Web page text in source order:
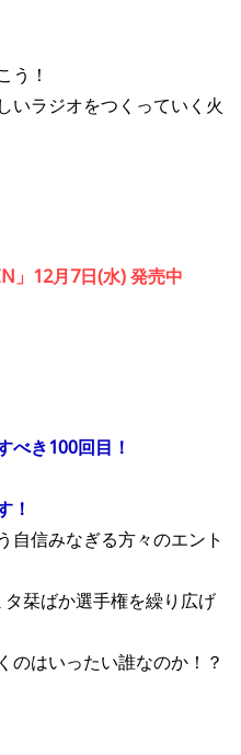
う！
いラジオをつくっていく火
」12月7日(水) 発売中
べき100回目！
！
自信みなぎる方々のエント
栞ばか選手権を繰り広げ
のはいったい誰なのか！？